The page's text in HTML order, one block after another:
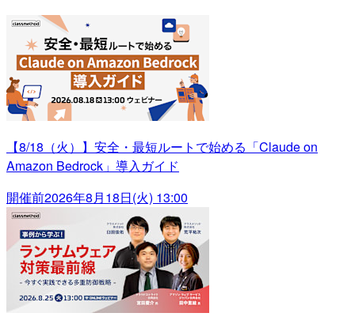
【8/18（火）】安全・最短ルートで始める「Claude on
Amazon Bedrock」導入ガイド
開催前2026年8月18日(火) 13:00